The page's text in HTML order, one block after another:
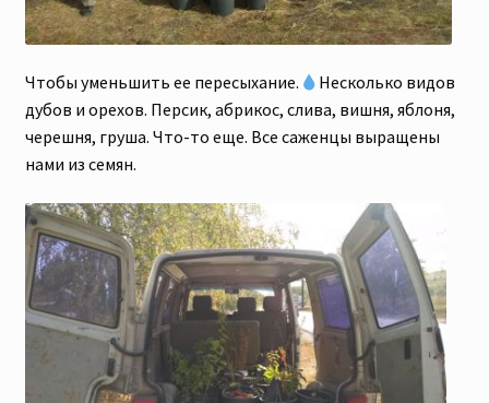
Чтобы уменьшить ее пересыхание.
Несколько видов
дубов и орехов. Персик, абрикос, слива, вишня, яблоня,
черешня, груша. Что-то еще. Все саженцы выращены
нами из семян.